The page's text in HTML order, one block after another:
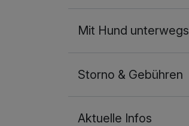
Mit Hund unterwegs
Storno & Gebühren
Aktuelle Infos